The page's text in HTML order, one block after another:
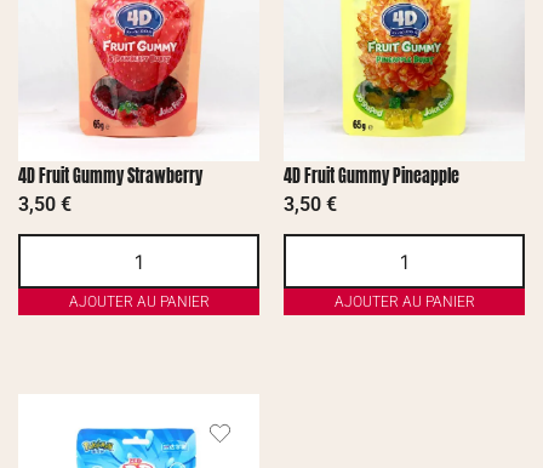
4D Fruit Gummy Strawberry
3,50 €
AJOUTER AU PANIER
4D Fruit Gummy Pineapple
3,50 €
AJOUTER AU PANIER